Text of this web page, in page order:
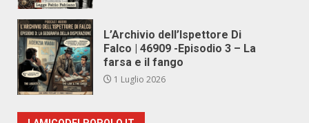
L’Archivio dell’Ispettore Di
Falco | 46909 -Episodio 3 – La
farsa e il fango
1 Luglio 2026